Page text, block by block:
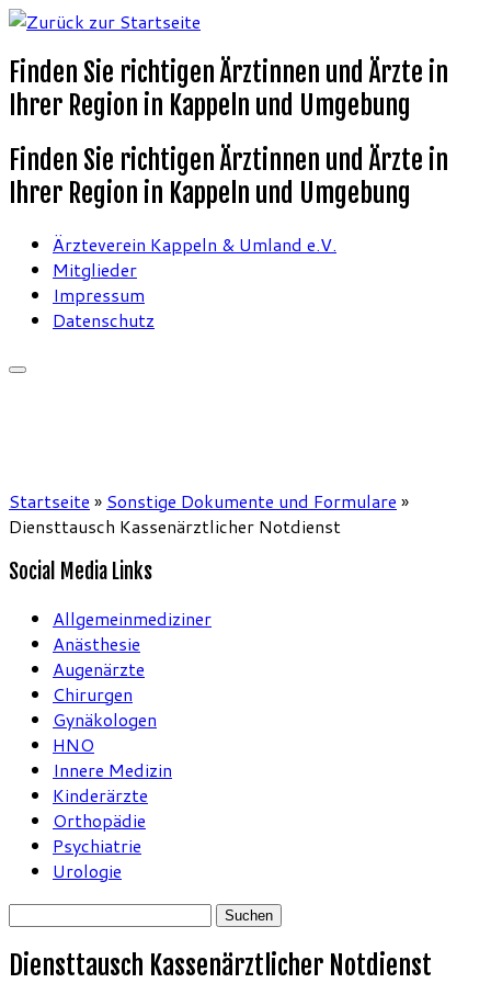
Finden Sie richtigen Ärztinnen und Ärzte in
Ihrer Region in Kappeln und Umgebung
Finden Sie richtigen Ärztinnen und Ärzte in
Ihrer Region in Kappeln und Umgebung
Ärzteverein Kappeln & Umland e.V.
Mitglieder
Impressum
Datenschutz
Startseite » Sonstige Dokumente und Formulare »
Diensttausch Kassenärztlicher Notdienst
Social Media Links
Allgemeinmediziner
Anästhesie
Augenärzte
Chirurgen
Gynäkologen
HNO
Innere Medizin
Kinderärzte
Orthopädie
Psychiatrie
Urologie
Suchen
Diensttausch Kassenärztlicher Notdienst